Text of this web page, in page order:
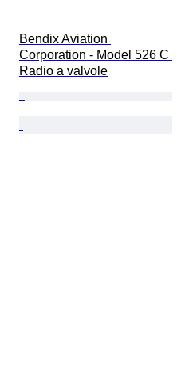
Bendix Aviation
Corporation - Model 526 C
Radio a valvole